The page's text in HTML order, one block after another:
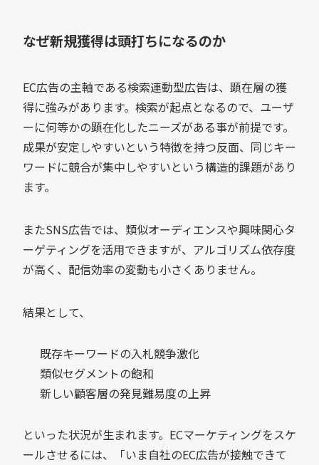
なぜ新規獲得は頭打ちになるのか
EC広告の主軸である検索連動型広告は、顕在層の獲
得に強みがあります。検索が起点となるので、ユーザ
ーに何等かの顕在化したニーズがある事が前提です。
成果が安定しやすいという特徴を持つ反面、同じキー
ワードに競合が集中しやすいという構造的課題があり
ます。
またSNS広告では、類似オーディエンスや興味関心タ
ーゲティングを活用できますが、アルゴリズム依存度
が高く、配信効率の変動も小さくありません。
結果として、
既存キーワードの入札競争激化
類似セグメントの飽和
新しい顧客層の発見難易度の上昇
といった状況が生まれます。ECマーケティングをスケ
ールさせるには、「いま自社のEC広告が接触できて